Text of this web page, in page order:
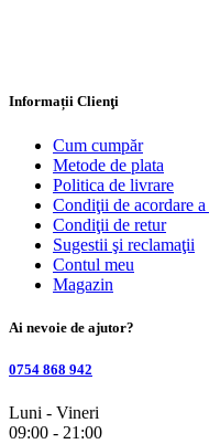
Informații Clienţi
Cum cumpăr
Metode de plata
Politica de livrare
Condiţii de acordare
Condiţii de retur
Sugestii şi reclamaţii
Contul meu
Magazin
Ai nevoie de ajutor?
0754 868 942
Luni - Vineri
09:00 - 21:00